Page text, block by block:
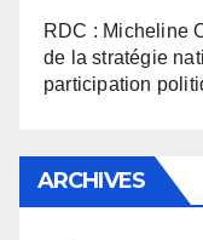
RDC : Micheline
de la stratégie
participation
ARCHIVES